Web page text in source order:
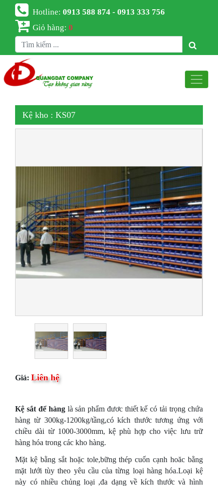
Hotline:0913 588 874 - 0913 333 756
Giỏ hàng:0
Kệ kho : KS07
Giá: Liên hệ
Kệ sắt để hànglà sản phẩm đươc thiết kế có tải trọng chứa
hàng từ 300kg-1200kg/tầng,có kích thước tương ứng với
chiều dài từ 1000-3000mm, kệ phù hợp cho việc lưu trữ
hàng hóa trong các kho hàng.
Mặt kệ bằng sắt hoặc tole,bững thép cuốn cạnh hoăc bằng
mặt lưới tùy theo yêu cầu của từng loại hàng hóa.Loại kệ
này có nhiều chủng loại ,đa dạng về kích thước và hình